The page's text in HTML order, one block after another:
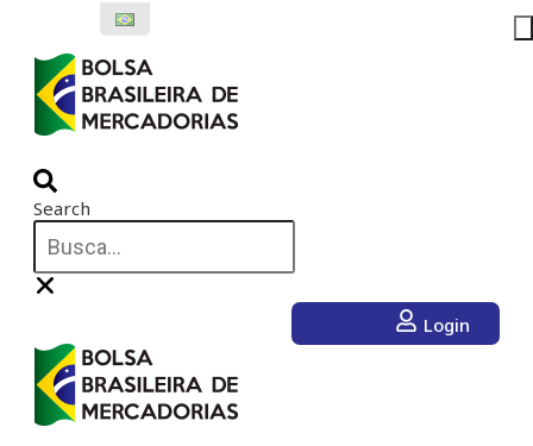
conteúdo
Search
Login